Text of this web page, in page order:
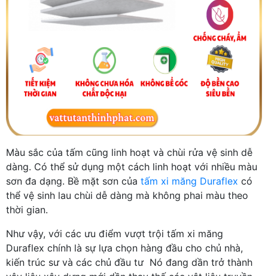
Màu sắc của tấm cũng linh hoạt và chùi rửa vệ sinh dễ
dàng. Có thể sử dụng một cách linh hoạt với nhiều màu
sơn đa dạng. Bề mặt sơn của tấm xi măng Duraflex có
thể vệ sinh lau chùi dễ dàng mà không phai màu theo
thời gian.
Như vậy, với các ưu điểm vượt trội tấm xi măng
Duraflex chính là sự lựa chọn hàng đầu cho chủ nhà,
kiến trúc sư và các chủ đầu tư Nó đang dần trở thành